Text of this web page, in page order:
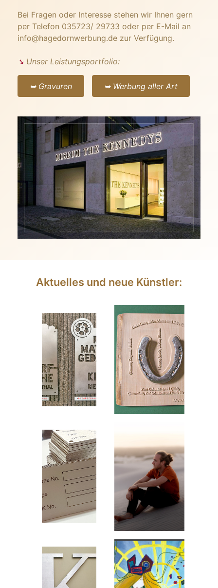
Bei Fragen oder Interesse stehen wir Ihnen gern
per Telefon 035723/ 29733 oder per E-Mail an
info@hagedornwerbung.de zur Verfügung.
➘ Unser Leistungsportfolio:
➥ Gravuren ➥ Werbung aller Art
Aktuelles und neue Künstler: